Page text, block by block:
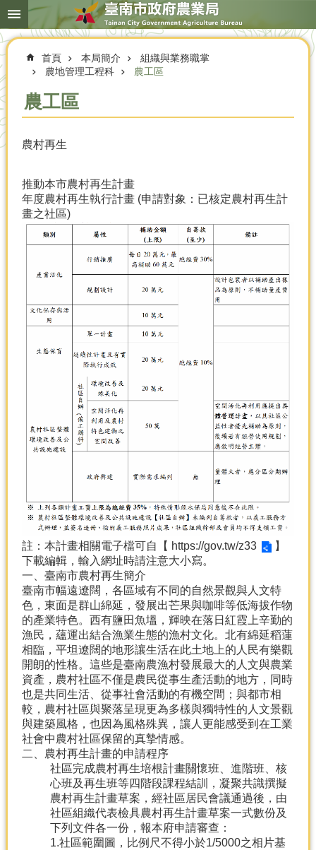
跳到主要內容區塊
搜
尋
進
局
農
業
訊
網
站
覽
檢
索
回
首
頁
首頁 本局簡介
組織與業務職掌
農地管理工程科
農工區
農工區
農村再生
推動本市農村再生計畫
年度農村再生執行計畫 (申請對象：已核定農村再生計
畫之社區)
註：本計畫相關電子檔可自【 https://gov.tw/z33
】
下載編輯，輸入網址時請注意大小寫。
一、臺南市農村再生簡介
臺南市幅遠遼闊，各區域有不同的自然景觀與人文特
色，東面是群山綿延，發展出芒果與咖啡等低海拔作物
的產業特色。西有鹽田魚塭，輝映在落日紅霞上辛勤的
漁民，蘊運出結合漁業生態的漁村文化。北有綿延稻蓮
相臨，平坦遼闊的地形讓生活在此土地上的人民有樂觀
開朗的性格。這些是臺南農漁村發展最大的人文與農業
資產，農村社區不僅是農民從事生產活動的地方，同時
也是共同生活、從事社會活動的有機空間；與都市相
較，農村社區與聚落呈現更為多樣與獨特性的人文景觀
與建築風格，也因為風格殊異，讓人更能感受到在工業
社會中農村社區保留的真摯情感。
二、農村再生計畫的申請程序
社區完成農村再生培根計畫關懷班、進階班、核
心班及再生班等四階段課程結訓，凝聚共識撰擬
農村再生計畫草案，經社區居民會議通過後，由
社區組織代表檢具農村再生計畫草案一式數份及
下列文件各一份，報本府申請審查：
1.社區範圍圖，比例尺不得小於1/5000之相片基